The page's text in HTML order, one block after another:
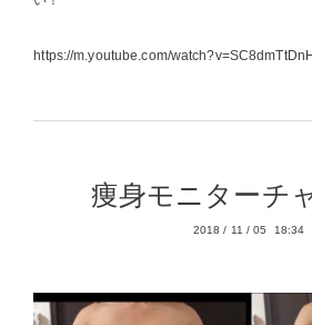
https://m.youtube.com/
痩身モニターチ
2018 / 11 /05 18:34